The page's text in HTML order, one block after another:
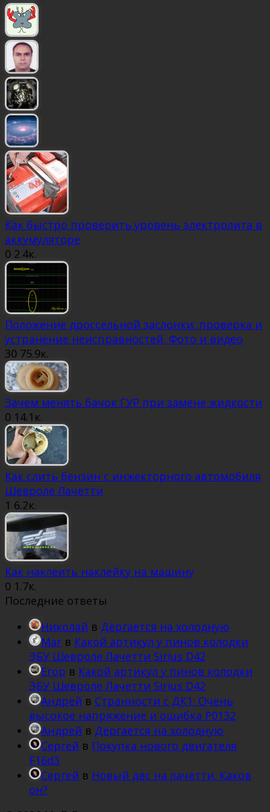
Как быстро проверить уровень электролита в
аккумуляторе
0 2.4к.
Положение дроссельной заслонки: проверка и
устранение неисправностей. Фото и видео
30 75.9к.
Зачем менять бачок ГУР при замене жидкости
0 14.1к.
Как слить бензин с инжекторного автомобиля
Шевроле Лачетти
1 6.2к.
Как наклеить наклейку на машину
0 1.7к.
Последние ответы
Николай в Дёргается на холодную
Mar в Какой артикул у пинов колодки
ЭБУ Шевроле Лачетти Sirius D42
Егор в Какой артикул у пинов колодки
ЭБУ Шевроле Лачетти Sirius D42
Андрей в Странности с ДК1: Очень
высокое напряжение и ошибка Р0132
Андрей в Дёргается на холодную
Сергей в Покупка нового двигателя
F16d3
Сергей в Новый двс на лачетти. Каков
он?